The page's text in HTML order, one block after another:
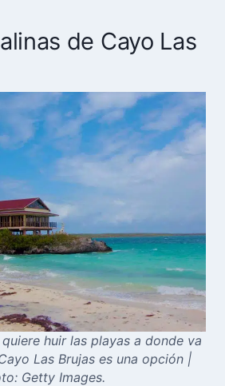
de Cayo Las
huir las playas a donde va
Las Brujas es una opción|
Getty Images.